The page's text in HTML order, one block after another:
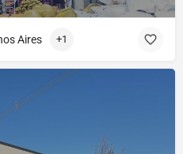
Aires +1